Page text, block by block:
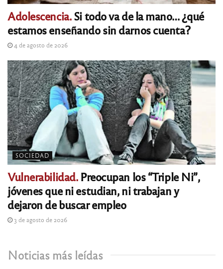
Adolescencia.Si todo va de la mano… ¿qué
estamos enseñando sin darnos cuenta?
4 de agosto de 2026
SOCIEDAD
Vulnerabilidad.Preocupan los “Triple Ni”,
jóvenes que ni estudian, ni trabajan y
dejaron de buscar empleo
3 de agosto de 2026
Noticias más leídas